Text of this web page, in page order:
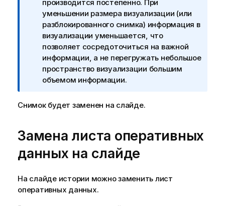
е
ч
а
н
и
е
к
и
ф
м
ц
и
производится постепенно. При
уменьшении размера визуализации (или
разблокированного снимка) информация в
визуализации уменьшается, что
позволяет сосредоточиться на важной
информации, а не перегружать небольшое
пространство визуализации большим
объемом информации.
Снимок будет заменен на слайде.
Замена листа оперативных
данных на слайде
На слайде истории можно заменить лист
оперативных данных.